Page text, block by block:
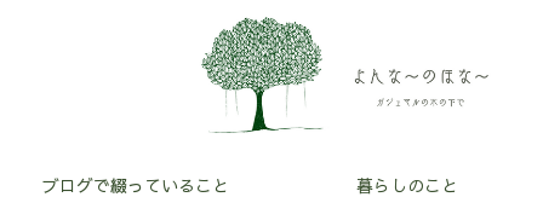
ブログで綴っていること
暮らしのこと